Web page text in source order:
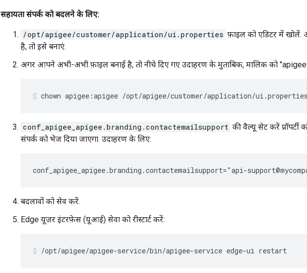
सहायता संपर्क को बदलने के लिए:
/opt/apigee/customer/application/ui.properties फ़ाइल को एडिटर में
है, तो इसे बनाएं.
अगर आपने अभी-अभी फ़ाइल बनाई है, तो नीचे दिए गए उदाहरण के मुताबिक, मालिक को
chown apigee:apigee /opt/apigee/customer/application/ui.properties
conf_apigee_apigee.branding.contactemailsupport की वैल्यू सेट करें
संपर्क को भेज दिया जाएगा. उदाहरण के लिए:
conf_apigee_apigee.branding.contactemailsupport="api-
बदलावों को सेव करें.
Edge यूज़र इंटरफ़ेस (यूआई) सेवा को रीस्टार्ट करें:
/opt/apigee/apigee-service/bin/apigee-service edge-ui restart